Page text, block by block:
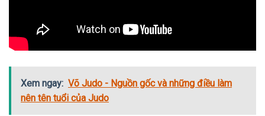
Xem ngay: Võ Judo - Nguồn gốc và những điều làm
nên tên tuổi của Judo